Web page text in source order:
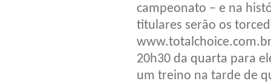
campeonato – e na
titulares serão os
20h30 da quarta para
um treino na tarde de